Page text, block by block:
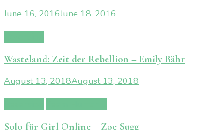
June 16, 2016June 18, 2016
Wasteland: Zeit der Rebellion – Emily Bähr
August 13, 2018August 13, 2018
Solo für Girl Online – Zoe Sugg